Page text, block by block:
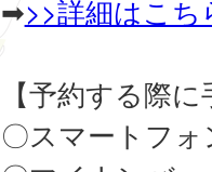
➡>>詳細はこち
【予約する際
〇スマートフォ